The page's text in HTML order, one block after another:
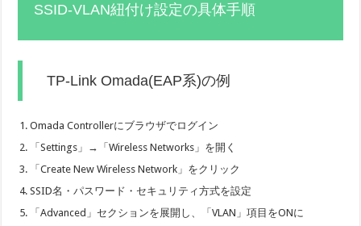
SSID-VLAN紐付け設定の具体手順
TP-Link Omada(EAP系)の例
Omada Controllerにブラウザでログイン
「Settings」→「Wireless Networks」を開く
「Create New Wireless Network」をクリック
SSID名・パスワード・セキュリティ方式を設定
「Advanced」セクションを展開し、「VLAN」項目をONに